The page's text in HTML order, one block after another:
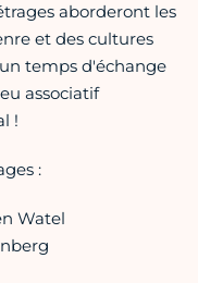
aborderont les
et des cultures
temps d'échange
associatif
!
:
Watel